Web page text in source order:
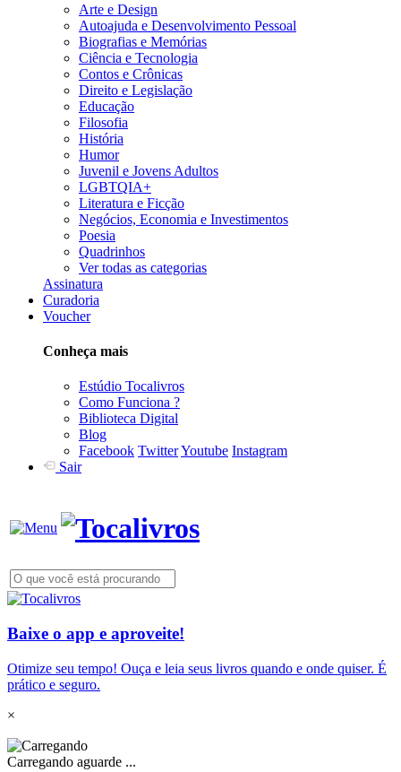
Arte e Design
Autoajuda e Desenvolvimento Pessoal
Biografias e Memórias
Ciência e Tecnologia
Contos e Crônicas
Direito e Legislação
Educação
Filosofia
História
Humor
Juvenil e Jovens Adultos
LGBTQIA+
Literatura e Ficção
Negócios, Economia e Investimentos
Poesia
Quadrinhos
Ver todas as categorias
Assinatura
Curadoria
Voucher
Conheça mais
Estúdio Tocalivros
Como Funciona ?
Biblioteca Digital
Blog
Facebook TwitterYoutube Instagram
Sair
Baixe o app e aproveite!
Otimize seu tempo! Ouça e leia seus livros quando e onde quiser. É
prático e seguro.
×
Carregando aguarde ...